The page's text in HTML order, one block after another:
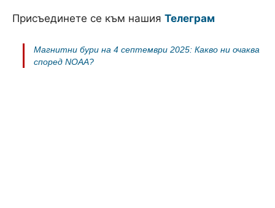
Присъединете се към нашия Телеграм
Магнитни бури на 4 септември 2025: Какво ни очаква
според NOAA?